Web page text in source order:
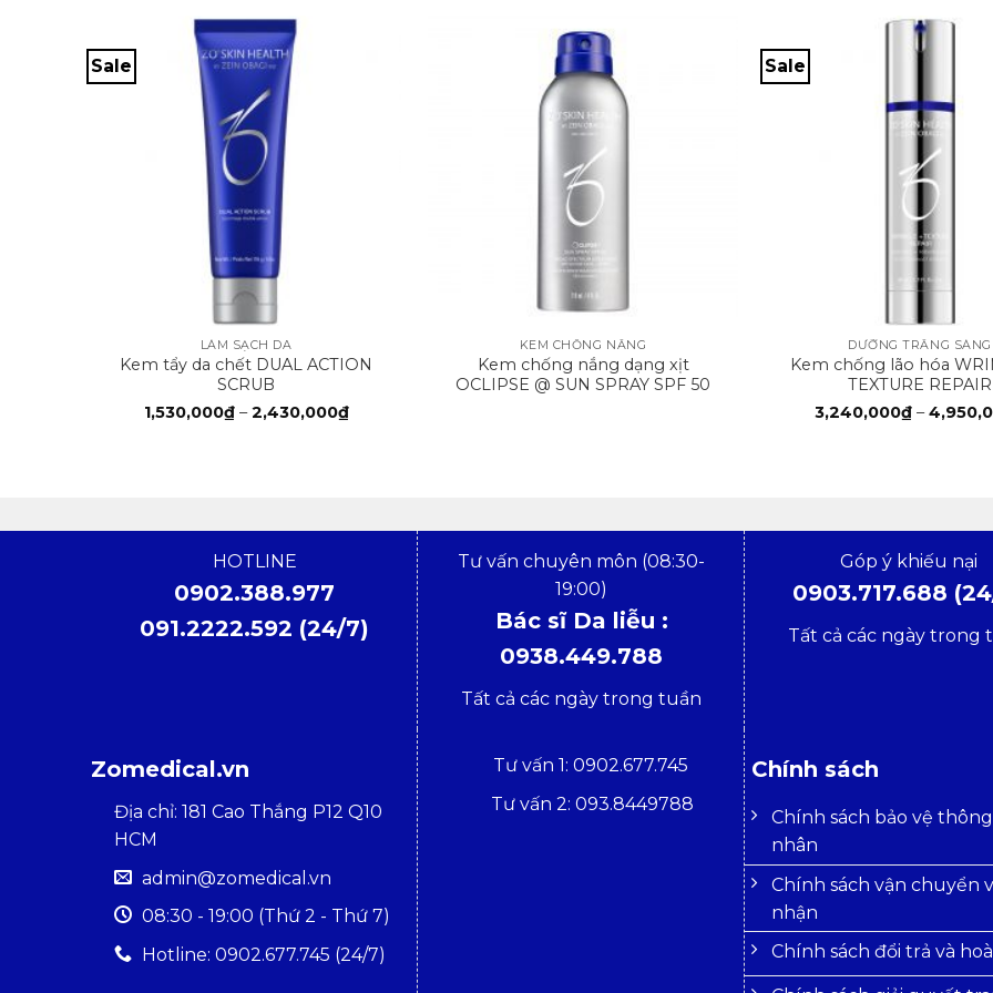
Sale
LÀM SẠCH DA
Kem tẩy da chết DUAL ACTION
SCRUB
1,530,000₫ – 2,430,000₫Khoảng
KEM CHỐNG NẮNG
Kem chống nắng dạng xịt
OCLIPSE @ SUN SPRAY SPF 50
Sale
DƯỠNG TRẮNG SÁNG
Kem chống lão hóa
TEXTURE REPAIR
3,240,000₫ –
HOTLINE
0902.388.977
091.2222.592 (24/7)
Tư vấn chuyên môn (08:30-
19:00)
Bác sĩ Da liễu :
0938.449.788
Tất cả các ngày trong tuần
Góp ý khiếu nại
0903.717.688
Tất cả các ngày trong
Zomedical.vn
Địa chỉ: 181 Cao Thắng P12 Q10
HCM
admin@zomedical.vn
08:30 - 19:00 (Thứ 2 - Thứ 7)
Hotline: 0902.677.745 (24/7)
Tư vấn 1: 0902.677.745
Tư vấn 2: 093.8449788
Chính sách
Chính sách bảo vệ
nhân
Chính sách vận chuyển
nhận
Chính sách đổi trả và